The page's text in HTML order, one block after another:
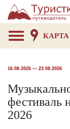
КАРТА
16.08.2026 — 23.08.2026
фестиваль
2026